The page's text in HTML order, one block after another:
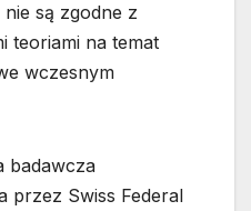
nie są zgodne z
teoriami na temat
wczesnym
badawcza
przez Swiss Federal